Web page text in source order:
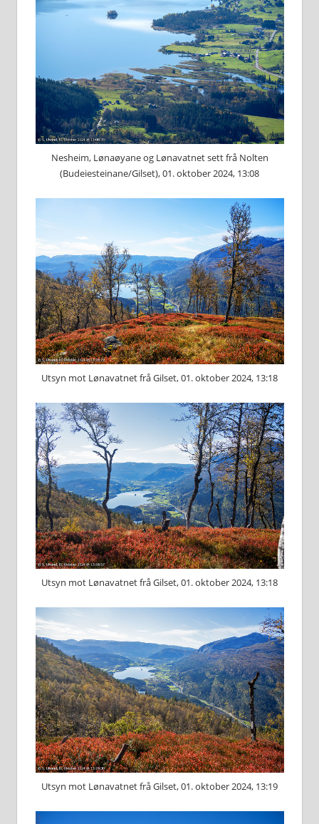
Nesheim, Lønaøyane og Lønavatnet sett frå Nolten
(Budeiesteinane/Gilset), 01. oktober 2024, 13:08
Utsyn mot Lønavatnet frå Gilset, 01. oktober 2024, 13:18
Utsyn mot Lønavatnet frå Gilset, 01. oktober 2024, 13:18
Utsyn mot Lønavatnet frå Gilset, 01. oktober 2024, 13:19